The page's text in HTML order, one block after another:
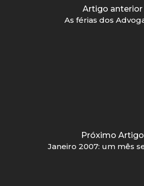
Artigo anterior
As férias dos
Próximo Artigo
Janeiro 2007: um mês